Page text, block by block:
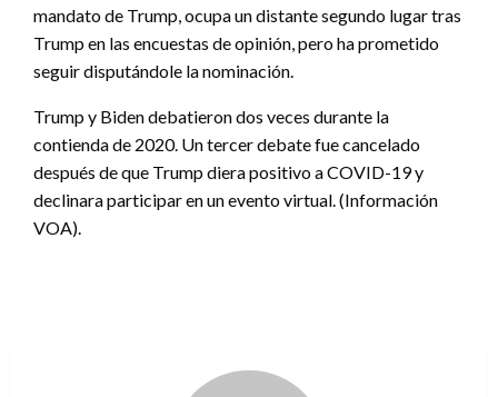
mandato de Trump, ocupa un distante segundo lugar tras
Trump en las encuestas de opinión, pero ha prometido
seguir disputándole la nominación.
Trump y Biden debatieron dos veces durante la
contienda de 2020. Un tercer debate fue cancelado
después de que Trump diera positivo a COVID-19 y
declinara participar en un evento virtual. (Información
VOA).